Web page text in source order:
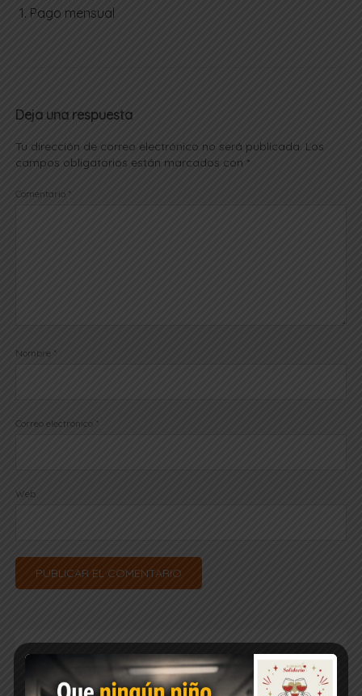
1. Pago mensual
Deja una respuesta
Tu dirección de correo electrónico no será publicada. Los
campos obligatorios están marcados con *
Comentario *
Nombre *
Correo electrónico *
Web